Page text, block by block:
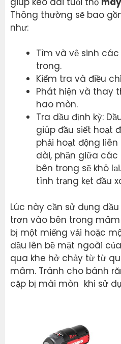
Thông thường sẽ bao
như:
Tìm và vệ sinh
trong.
Kiểm tra và điều
Phát hiện và thay
hao mòn.
Tra dầu định kỳ:
giúp đầu siết hoạt
phải hoạt động
dài, phần giữa
bên trong sẽ khô
tình trạng kẹt đầu
Lúc này cần sử dụng
trơn vào bên trong
bị một miếng vải hoặc
dầu lên bề mặt ngoài
qua khe hở chảy từ từ
mâm. Tránh cho bánh
cặp bị mài mòn khi sử